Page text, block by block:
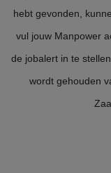
hebt gevonden,
vul jouw Manpower
de jobalert in te
wordt gehouden